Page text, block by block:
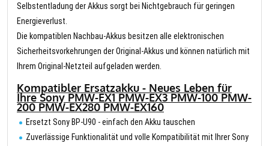
Selbstentladung der Akkus sorgt bei Nichtgebrauch für geringen
Energieverlust.
Die kompatiblen Nachbau-Akkus besitzen alle elektronischen
Sicherheitsvorkehrungen der Original-Akkus und können natürlich mit
Ihrem Original-Netzteil aufgeladen werden.
Kompatibler Ersatzakku - Neues Leben für
Ihre Sony PMW-EX1 PMW-EX3 PMW-100 PMW-
200 PMW-EX280 PMW-EX160
Ersetzt Sony BP-U90 - einfach den Akku tauschen
Zuverlässige Funktionalität und volle Kompatibilität mit Ihrer Sony